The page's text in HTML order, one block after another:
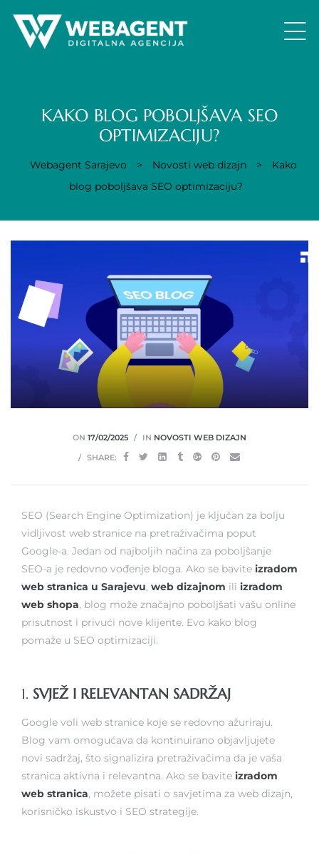
KAKO BLOG POBOLJŠAVA SEO
OPTIMIZACIJU?
Webagent Sarajevo > Novosti web dizajn >
Kako
blog poboljšava SEO optimizaciju?
ON 17/02/2025 IN NOVOSTI WEB DIZAJN
SHARE:
SEO (Search Engine Optimization) je ključan za bolju
vidljivost web stranice na pretraživačima poput
Google-a. Jedan od najboljih načina za poboljšanje
SEO-a je redovno vođenje bloga. Ako se bavite izradom
web stranica u Sarajevu, web dizajnom ili izradom
web shopa, blog može značajno poboljšati vašu online
prisutnost i privući nove klijente. Evo kako blog
pomaže u SEO optimizaciji.
1. SVJEŽ I RELEVANTAN SADRŽAJ
Google voli web stranice koje se redovno ažuriraju.
Blog vam omogućava da kontinuirano objavljujete
novi sadržaj, što signalizira pretraživačima da je vaša
stranica aktivna i relevantna. Ako se bavite izradom
web stranica, možete pisati o savjetima za web dizajn,
korisničko iskustvo i SEO strategije.